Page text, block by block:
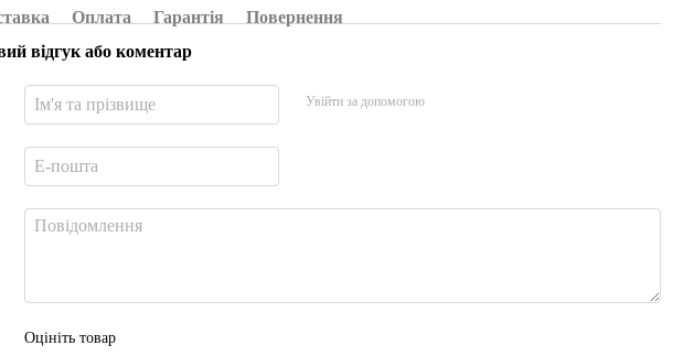
Оплата Гарантія
Повернення
відгук або коментар
Увійти за допомогою
Оцініть товар